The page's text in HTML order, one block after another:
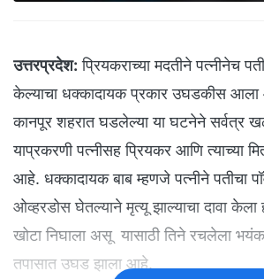
उत्तरप्रदेश: प्रियकराच्या मदतीने पत्नीनेच
केल्याचा धक्कादायक प्रकार उघडकीस आला
कानपूर शहरात घडलेल्या या घटनेने सर्वत्र
याप्रकरणी पत्नीसह प्रियकर आणि त्याच्या
आहे. धक्कादायक बाब म्हणजे पत्नीने पतीचा
ओव्हरडोस घेतल्याने मृत्यू झाल्याचा दावा केला
खोटा निघाला असू यासाठी तिने रचलेला
तपासात उघड झाला आहे.